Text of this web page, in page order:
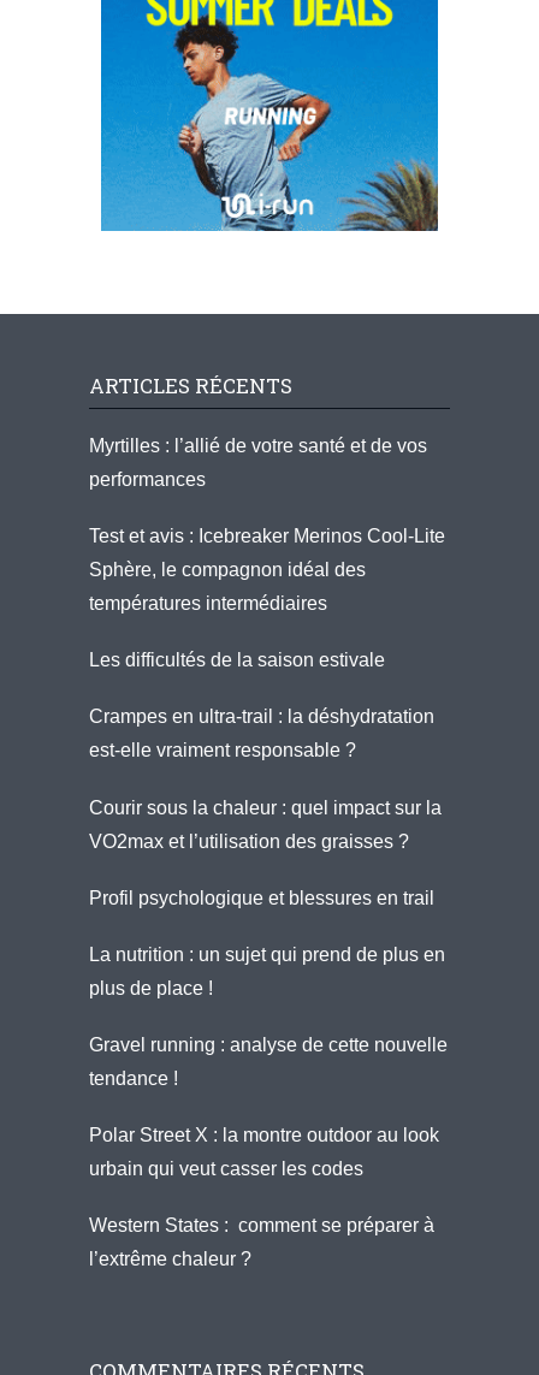
ARTICLES RÉCENTS
Myrtilles : l’allié de votre santé et de vos
performances
Test et avis : Icebreaker Merinos Cool-Lite
Sphère, le compagnon idéal des
températures intermédiaires
Les difficultés de la saison estivale
Crampes en ultra-trail : la déshydratation
est-elle vraiment responsable ?
Courir sous la chaleur : quel impact sur la
VO2max et l’utilisation des graisses ?
Profil psychologique et blessures en trail
La nutrition : un sujet qui prend de plus en
plus de place !
Gravel running : analyse de cette nouvelle
tendance !
Polar Street X : la montre outdoor au look
urbain qui veut casser les codes
Western States : comment se préparer à
l’extrême chaleur ?